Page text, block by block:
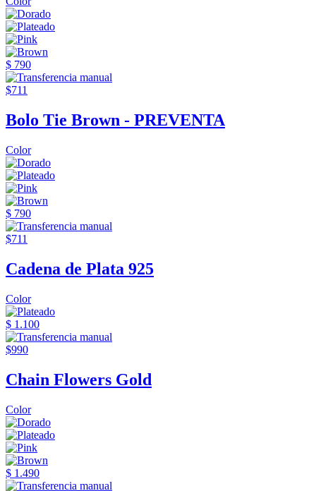
$ 790
$711
Bolo Tie Brown - PREVENTA
Color
$ 790
$711
Cadena de Plata 925
Color
$ 1.100
$990
Chain Flowers Gold
Color
$ 1.490